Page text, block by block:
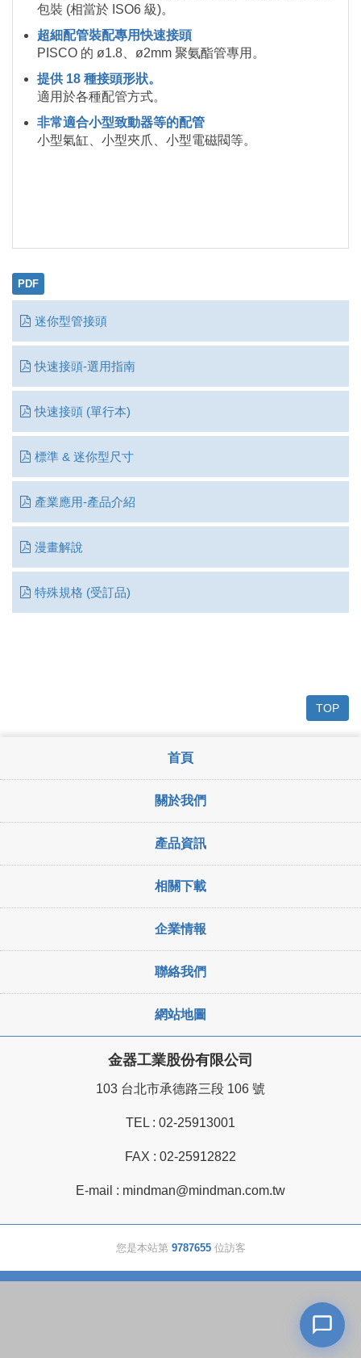
包裝 (相當於 ISO6 級)。
超細配管裝配專用快速接頭
PISCO 的 ø1.8、ø2mm 聚氨酯管專用。
提供 18 種接頭形狀。
適用於各種配管方式。
非常適合小型致動器等的配管
小型氣缸、小型夾爪、小型電磁閥等。
PDF
迷你型管接頭
快速接頭-選用指南
快速接頭 (單行本)
標準 & 迷你型尺寸
產業應用-產品介紹
漫畫解說
特殊規格 (受訂品)
TOP
首頁
關於我們
產品資訊
相關下載
企業情報
聯絡我們
網站地圖
金器工業股份有限公司
103 台北市承德路三段 106 號
TEL : 02-25913001
FAX : 02-25912822
E-mail : mindman@mindman.com.tw
您是本站第 9787655位訪客